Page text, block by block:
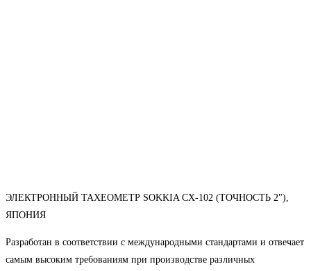
ЭЛЕКТРОННЫЙ ТАХЕОМЕТР SOKKIA CX-102 (ТОЧНОСТЬ 2"),
ЯПОНИЯ
Разработан в соответствии с международными стандартами и отвечает
самым высоким требованиям при производстве различных